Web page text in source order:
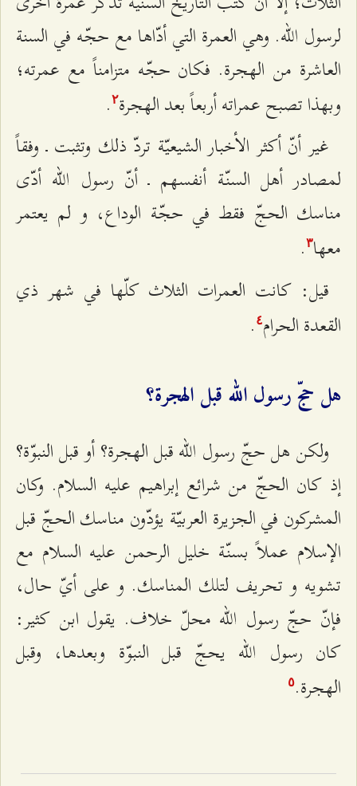
لرسول الله‌‌. وهي‌ العمرة‌ التي أدّاها مع‌ حجّه‌ في السنة‌
العاشرة‌ من‌ الهجرة‌. فكان‌ حجّه‌ متزامناً مع‌ عمرته‌؛
وبهذا تصبح‌ عمراته‌ أربعاً بعد الهجرة‌٢.
غير أنّ أكثر الأخبار الشيعيّة‌ تردّ ذلك‌ وتثبت‌ ـ وفقاً
لمصادر أهل‌ السنّة‌ أنفسهم‌ ـ أنّ رسول الله‌‌ أدّی‌
مناسك‌ الحجّ فقط‌ في حجّة‌ الوداع‌، و لم‌ يعتمر
معها٣.
قيل‌: كانت‌ العمرات‌ الثلاث‌ كلّها في شهر ذي‌
القعدة‌ الحرام٤ .
هل‌ حجّ رسول الله‌‌ قبل‌ الهجرة‌؟
ولكن‌ هل‌ حجّ رسول الله‌‌ قبل‌ الهجرة‌؟ أو قبل‌ النبوّة‌؟
إذ كان‌ الحجّ من‌ شرائع‌ إبراهيم‌ عليه‌ السلام‌. وكان‌
المشركون‌ في الجزيرة‌ العربيّة‌ يؤدّون‌ مناسك‌ الحجّ قبل‌
الإسلام‌ عملاً بسنّة‌ خليل‌ الرحمن‌ عليه‌ السلام‌ مع‌
تشويه‌ و تحريف‌ لتلك‌ المناسك‌. و علی أيّ حال‌،
فإنّ حجّ رسول الله‌‌ محلّ خلاف‌. يقول‌ ابن‌ كثير:
كان‌ رسول الله‌‌ يحجّ قبل‌ النبوّة‌ وبعدها، وقبل‌
الهجرة.٥